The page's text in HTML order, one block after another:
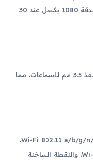
الفيديو المزدوجة. يمكنها تسجيل فيديو بدقة 1080 بكسل عند 30
يحتوي الجهاز على مكبر صوت مدمج ومنفذ 3.5 مم للسماعات، مما
يدعم الجهاز تقنيات الاتصال اللاسلكي Wi-Fi 802.11 a/b/g/n/ac،
النطاق المزدوج (dual-band)، Wi-Fi Direct، والنقطة الساخنة